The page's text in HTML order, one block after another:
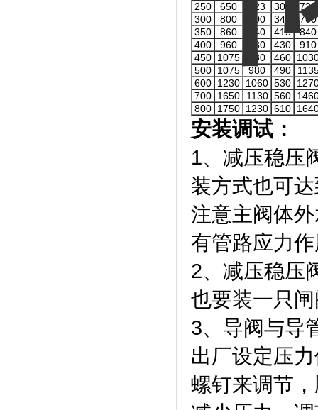
250
650 623 300
730
300
800 700 340
760
350
860 840 415
840
400
960 880 430
910
450 1075 930 460
500 1075 980 490
600 1230 1060 530
700 1650 1130 560
800 1750 1230 610
安装调试：
1、减压稳压
装方式也可
注意主阀体
有管路应力
2、减压稳压
也要装一只
3、导阀与导
出厂设定压
螺钉来调节